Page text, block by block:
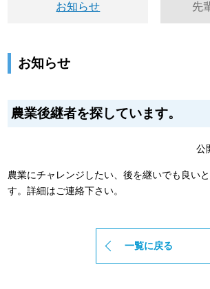
お知らせ 先
お知らせ
農業後継者を探しています。
公
農業にチャレンジしたい、後を継いでも良い
す。詳細はご連絡下さい。
一覧に戻る